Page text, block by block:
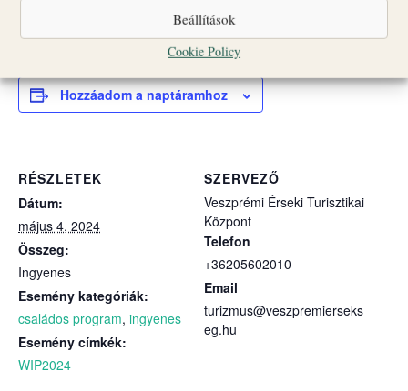
Beállítások
Cookie Policy
Várunk mindenkit szeretettel!
Hozzáadom a naptáramhoz
RÉSZLETEK
Dátum:
május 4, 2024
Összeg:
Ingyenes
Esemény kategóriák:
családos program, ingyenes
Esemény címkék:
WIP2024
SZERVEZŐ
Veszprémi Érseki Turisztikai
Központ
Telefon
+36205602010
Email
turizmus@veszpremierseks
eg.hu